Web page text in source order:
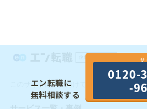
このサイトは法人向けです。個人のお客様は
エン転職に
無料相談する
0120-
-96